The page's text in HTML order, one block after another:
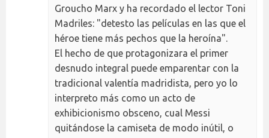
Groucho Marx y ha recordado el lector Toni
Madriles: "detesto las películas en las que el
héroe tiene más pechos que la heroína".
El hecho de que protagonizara el primer
desnudo integral puede emparentar con la
tradicional valentía madridista, pero yo lo
interpreto más como un acto de
exhibicionismo obsceno, cual Messi
quitándose la camiseta de modo inútil, o